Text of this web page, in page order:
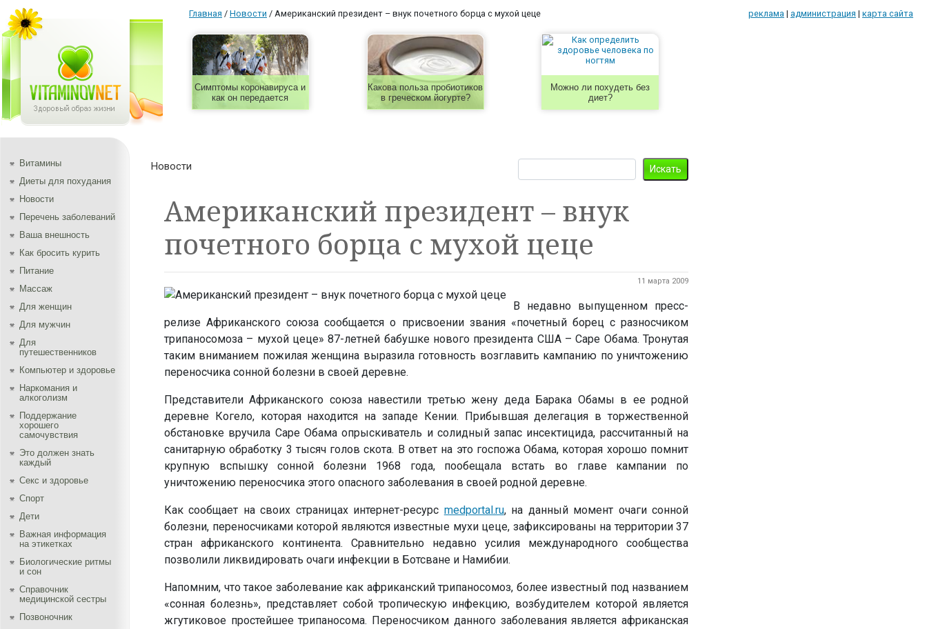
Главная / Новости / Американский президент – внук почетного борца с мухой цеце реклама | администрация | карта сайта
Симптомы коронавируса и
как он передается
Какова польза пробиотиков
в греческом йогурте?
Можно ли похудеть без
диет?
Витамины
Диеты для похудания
Новости
Перечень заболеваний
Ваша внешность
Как бросить курить
Питание
Массаж
Для женщин
Для мужчин
Для
путешественников
Компьютер и здоровье
Наркомания и
алкоголизм
Поддержание
хорошего
самочувствия
Это должен знать
каждый
Секс и здоровье
Спорт
Дети
Важная информация
на этикетках
Биологические ритмы
и сон
Справочник
медицинской сестры
Позвоночник
Новости
Американский президент – внук
почетного борца с мухой цеце
11 марта 2009
В недавно выпущенном пресс-
релизе Африканского союза сообщается о присвоении звания «почетный борец с разносчиком
трипаносомоза – мухой цеце» 87-летней бабушке нового президента США – Саре Обама. Тронутая
таким вниманием пожилая женщина выразила готовность возглавить кампанию по уничтожению
переносчика сонной болезни в своей деревне.
Представители Африканского союза навестили третью жену деда Барака Обамы в ее родной
деревне Когело, которая находится на западе Кении. Прибывшая делегация в торжественной
обстановке вручила Саре Обама опрыскиватель и солидный запас инсектицида, рассчитанный на
санитарную обработку 3 тысяч голов скота. В ответ на это госпожа Обама, которая хорошо помнит
крупную вспышку сонной болезни 1968 года, пообещала встать во главе кампании по
уничтожению переносчика этого опасного заболевания в своей родной деревне.
Как сообщает на своих страницах интернет-ресурс medportal.ru, на данный момент очаги сонной
болезни, переносчиками которой являются известные мухи цеце, зафиксированы на территории 37
стран африканского континента. Сравнительно недавно усилия международного сообщества
позволили ликвидировать очаги инфекции в Ботсване и Намибии.
Напомним, что такое заболевание как африканский трипаносомоз, более известный под названием
«сонная болезнь», представляет собой тропическую инфекцию, возбудителем которой является
жгутиковое простейшее трипаносома. Переносчиком данного заболевания является африканская